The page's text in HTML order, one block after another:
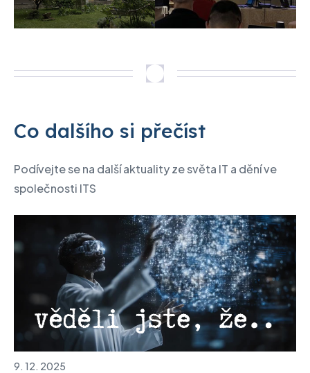
Co dalšího si přečíst
Podívejte se na další aktuality ze světa IT a dění ve
společnosti ITS
9. 12. 2025